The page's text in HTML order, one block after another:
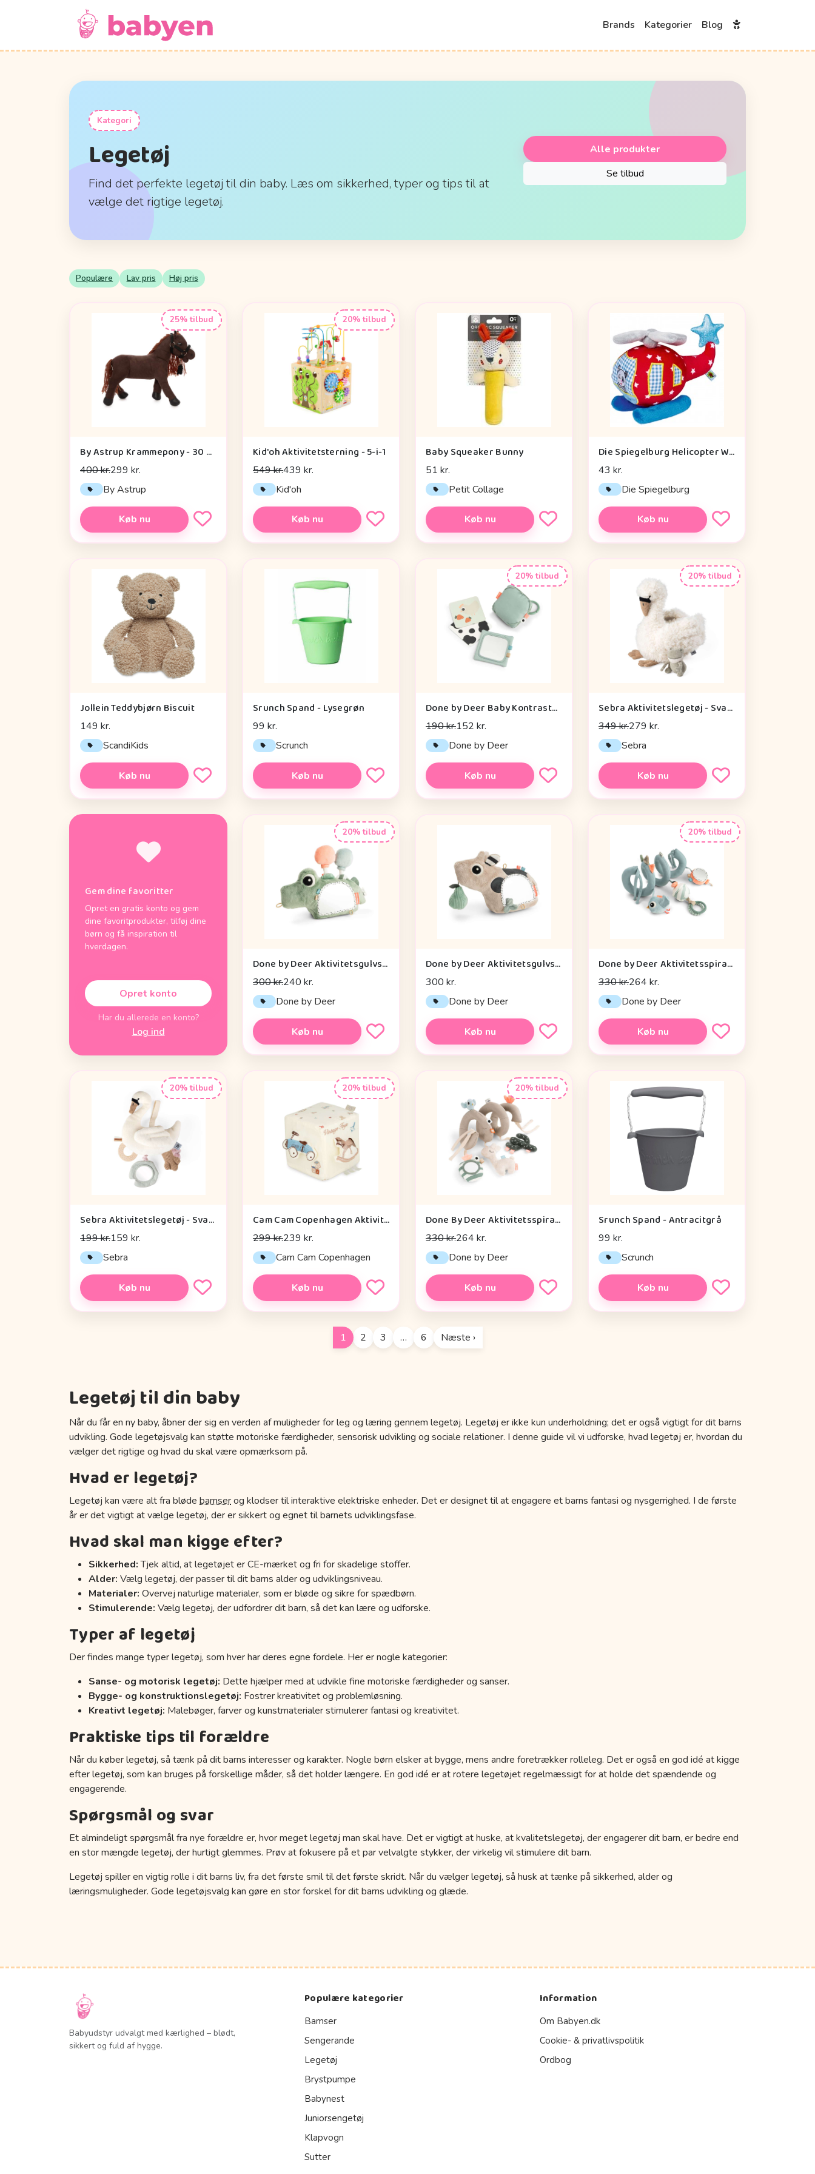
Brands Kategorier Blog
Kategori
Legetøj
Find det perfekte legetøj til din baby. Læs om sikkerhed, typer og tips til at
vælge det rigtige legetøj.
Alle produkter
Se tilbud
Populære Lav pris Høj pris
25% tilbud
By Astrup Krammepony - 30 cm. - Pixie - Brun
400 kr.299 kr.
By Astrup
Køb nu
20% tilbud
Kid'oh Aktivitetsterning - 5-i-1
549 kr.439 kr.
Kid'oh
Køb nu
Baby Squeaker Bunny
51 kr.
Petit Collage
Køb nu
Die Spiegelburg Helicopter With Vibration Module Baby Charms - Legetøj
43 kr.
Die Spiegelburg
Køb nu
Jollein Teddybjørn Biscuit
149 kr.
ScandiKids
Køb nu
Srunch Spand - Lysegrøn
99 kr.
Scrunch
Køb nu
20% tilbud
Done by Deer Baby Kontrastkortholder - Tiny Farm - Grøn
190 kr.152 kr.
Done by Deer
Køb nu
20% tilbud
Sebra Aktivitetslegetøj - Svane
349 kr.279 kr.
Sebra
Køb nu
Gem dine favoritter
Opret en gratis konto og gem
dine favoritprodukter, tilføj dine
børn og få inspiration til
hverdagen.
Opret konto
Har du allerede en konto?
Log ind
20% tilbud
Done by Deer Aktivitetsgulvspejl - Croco - Grøn
300 kr.240 kr.
Done by Deer
Køb nu
Done by Deer Aktivitetsgulvspejl - Dotti - Sand
300 kr.
Done by Deer
Køb nu
20% tilbud
Done by Deer Aktivitetsspiral - Celebration - Blå
330 kr.264 kr.
Done by Deer
Køb nu
20% tilbud
Sebra Aktivitetslegetøj - Svane
199 kr.159 kr.
Sebra
Køb nu
20% tilbud
Cam Cam Copenhagen Aktivitetsterning - OCS - Vintage Toys
299 kr.239 kr.
Cam Cam Copenhagen
Køb nu
20% tilbud
Done By Deer Aktivitetsspiral - Lalee Sand
330 kr.264 kr.
Done by Deer
Køb nu
Srunch Spand - Antracitgrå
99 kr.
Scrunch
Køb nu
1 2 3 … 6 Næste ›
Legetøj til din baby
Når du får en ny baby, åbner der sig en verden af muligheder for leg og læring gennem legetøj. Legetøj er ikke kun underholdning; det er også vigtigt for dit barns
udvikling. Gode legetøjsvalg kan støtte motoriske færdigheder, sensorisk udvikling og sociale relationer. I denne guide vil vi udforske, hvad legetøj er, hvordan du
vælger det rigtige og hvad du skal være opmærksom på.
Hvad er legetøj?
Legetøj kan være alt fra bløde bamserog klodser til interaktive elektriske enheder. Det er designet til at engagere et barns fantasi og nysgerrighed. I de første
år er det vigtigt at vælge legetøj, der er sikkert og egnet til barnets udviklingsfase.
Hvad skal man kigge efter?
Sikkerhed:Tjek altid, at legetøjet er CE-mærket og fri for skadelige stoffer.
Alder: Vælg legetøj, der passer til dit barns alder og udviklingsniveau.
Materialer: Overvej naturlige materialer, som er bløde og sikre for spædbørn.
Stimulerende: Vælg legetøj, der udfordrer dit barn, så det kan lære og udforske.
Typer af legetøj
Der findes mange typer legetøj, som hver har deres egne fordele. Her er nogle kategorier:
Sanse- og motorisk legetøj: Dette hjælper med at udvikle fine motoriske færdigheder og sanser.
Bygge- og konstruktionslegetøj: Fostrer kreativitet og problemløsning.
Kreativt legetøj: Malebøger, farver og kunstmaterialer stimulerer fantasi og kreativitet.
Praktiske tips til forældre
Når du køber legetøj, så tænk på dit barns interesser og karakter. Nogle børn elsker at bygge, mens andre foretrækker rolleleg. Det er også en god idé at kigge
efter legetøj, som kan bruges på forskellige måder, så det holder længere. En god idé er at rotere legetøjet regelmæssigt for at holde det spændende og
engagerende.
Spørgsmål og svar
Et almindeligt spørgsmål fra nye forældre er, hvor meget legetøj man skal have. Det er vigtigt at huske, at kvalitetslegetøj, der engagerer dit barn, er bedre end
en stor mængde legetøj, der hurtigt glemmes. Prøv at fokusere på et par velvalgte stykker, der virkelig vil stimulere dit barn.
Legetøj spiller en vigtig rolle i dit barns liv, fra det første smil til det første skridt. Når du vælger legetøj, så husk at tænke på sikkerhed, alder og
læringsmuligheder. Gode legetøjsvalg kan gøre en stor forskel for dit barns udvikling og glæde.
Babyudstyr udvalgt med kærlighed – blødt,
sikkert og fuld af hygge.
Populære kategorier
Bamser
Sengerande
Legetøj
Brystpumpe
Babynest
Juniorsengetøj
Klapvogn
Sutter
Information
Om Babyen.dk
Cookie- & privatlivspolitik
Ordbog